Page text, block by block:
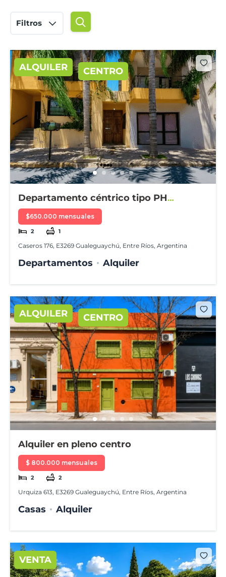
Filtros
ALQUILER CENTRO
Departamento céntrico tipo PH
amueblado
$650.000 mensuales
2 1
Caseros 176, E3269 Gualeguaychú, Entre Ríos, Argentina
Departamentos Alquiler
ALQUILER CENTRO
Alquiler en pleno centro
$ 800.000 mensuales
2 2
Urquiza 613, E3269 Gualeguaychú, Entre Ríos, Argentina
Casas Alquiler
VENTA